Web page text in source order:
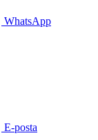
WhatsApp
E-posta